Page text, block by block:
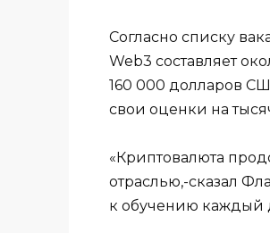
Согласно списку
Web3 составляет
160 000 долларов
свои оценки на
«Криптовалюта
отраслью,-сказал
к обучению каждый